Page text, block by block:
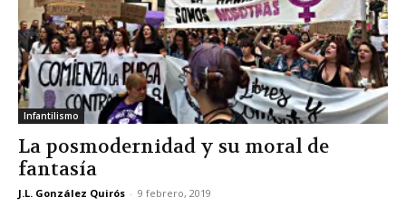
Infantilismo
La posmodernidad y su moral de
fantasía
J.L. González Quirós - 9 febrero, 2019